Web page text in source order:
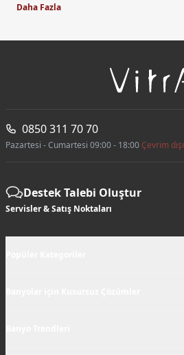
Daha Fazla
0850 311 70 70
Pazartesi - Cumartesi 09:00 - 18:00Çevrim dışı
Destek Talebi Oluştur
Servisler & Satış Noktaları